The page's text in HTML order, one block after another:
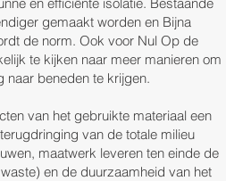
gemaakt worden en Bijna
de norm. Ook voor Nul Op de
te kijken naar meer manieren om
naar beneden te krijgen.
van het gebruikte materiaal een
van de totale milieu
maatwerk leveren ten einde de
en de duurzaamheid van het